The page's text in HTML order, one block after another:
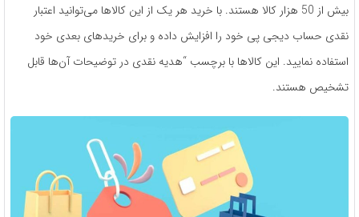
بیش‌ از 50 هزار کالا هستند. با خرید هر یک از این کالاها می‌توانید اعتبار
نقدی حساب دیجی‌ پی خود را افزایش داده و برای خریدهای بعدی خود
استفاده نمایید. این کالاها با برچسب “هدیه نقدی در توضیحات آن‌ها قابل
تشخیص هستند.